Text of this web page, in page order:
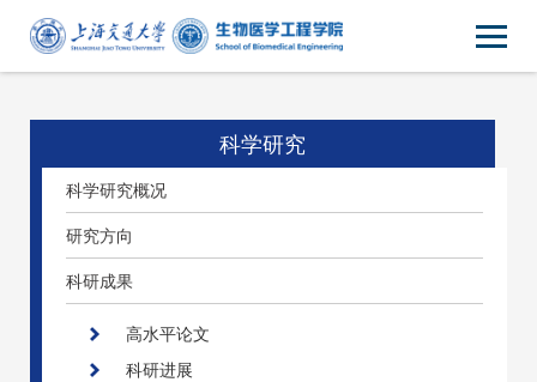
科学研究
科学研究概况
研究方向
科研成果
高水平论文
科研进展